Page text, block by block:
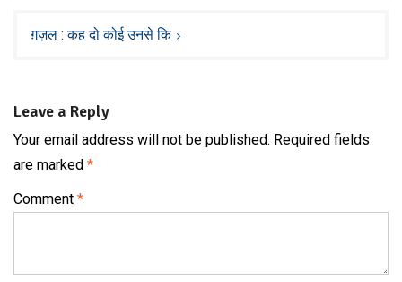
ग़ज़ल : कह दो कोई उनसे कि
Leave a Reply
Your email address will not be published. Required fields
are marked *
Comment *